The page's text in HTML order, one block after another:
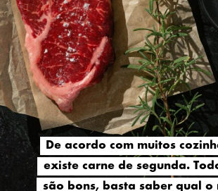
De acordo com muitos
existe carne de segunda.
são bons, basta saber qual o
De acordo com muitos
existe carne de segunda.
são bons, basta saber qual o